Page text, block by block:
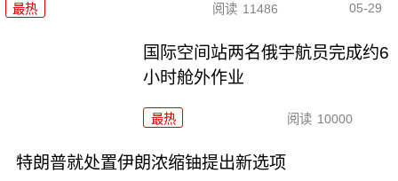
最热 阅读 11486 05-29
国际空间站两名俄宇航员完成约6
小时舱外作业
最热 阅读 10000
特朗普就处置伊朗浓缩铀提出新选项